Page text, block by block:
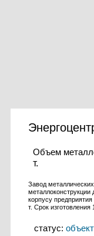
Объем
т.
Завод
металлоконструкции
корпусу
т. Срок изготовления
статус: объект